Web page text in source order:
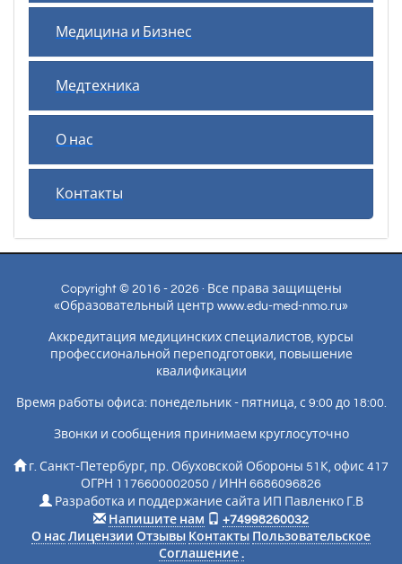
Медицина и Бизнес
Медтехника
О нас
Контакты
Copyright © 2016 - 2026 · Все права защищены
«Образовательный центр www.edu-med-nmo.ru»
Аккредитация медицинских специалистов, курсы
профессиональной переподготовки, повышение
квалификации
Время работы офиса: понедельник - пятница, с 9:00 до 18:00.
Звонки и сообщения принимаем круглосуточно
г. Санкт-Петербург, пр. Обуховской Обороны 51К, офис 417
ОГРН 1176600002050 / ИНН 6686096826
Разработка и поддержание сайта ИП Павленко Г.В
Напишите нам
+74998260032
О нас Лицензии Отзывы Контакты Пользовательское
Соглашение .